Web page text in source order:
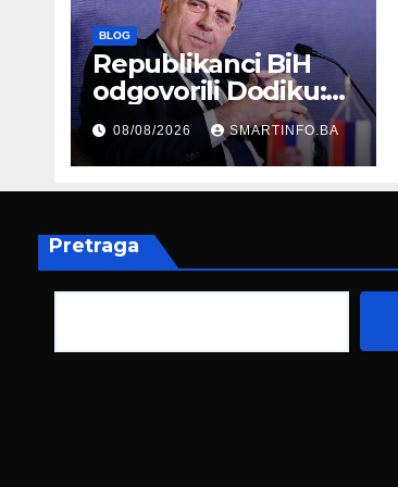
BLOG
Republikanci BiH
odgovorili Dodiku:
Bosanskohercegova
čka kultura postoji i
pripada svim
građanima
08/08/2026 SMARTINFO.BA
Pretraga